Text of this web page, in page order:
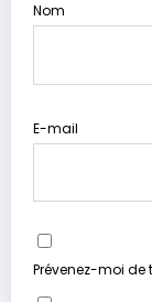
Nom
E-mail
Prévenez-moi